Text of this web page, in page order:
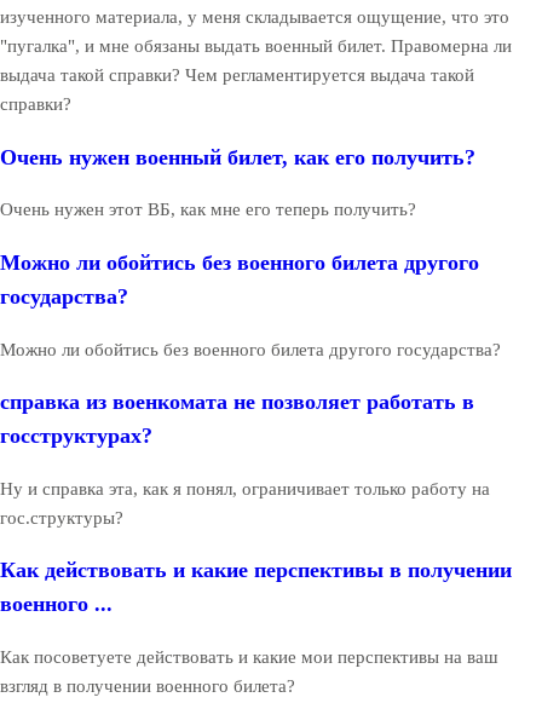
изученного материала, у меня складывается ощущение, что это
"пугалка", и мне обязаны выдать военный билет. Правомерна ли
выдача такой справки? Чем регламентируется выдача такой
справки?
Очень нужен военный билет, как его получить?
Очень нужен этот ВБ, как мне его теперь получить?
Можно ли обойтись без военного билета другого
государства?
Можно ли обойтись без военного билета другого государства?
справка из военкомата не позволяет работать в
госструктурах?
Ну и справка эта, как я понял, ограничивает только работу на
гос.структуры?
Как действовать и какие перспективы в получении
военного ...
Как посоветуете действовать и какие мои перспективы на ваш
взгляд в получении военного билета?